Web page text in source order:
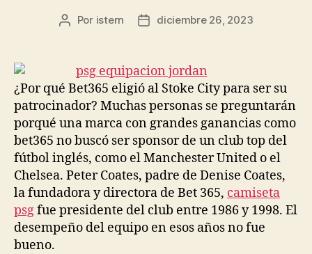
Autor
entrada
Por istern
Fecha
entrada
diciembre 26, 2023
¿Por qué Bet365 eligió al Stoke City para ser su
patrocinador? Muchas personas se preguntarán
porqué una marca con grandes ganancias como
bet365 no buscó ser sponsor de un club top del
fútbol inglés, como el Manchester United o el
Chelsea. Peter Coates, padre de Denise Coates,
la fundadora y directora de Bet 365, camiseta
psgfue presidente del club entre 1986 y 1998. El
desempeño del equipo en esos años no fue
bueno.